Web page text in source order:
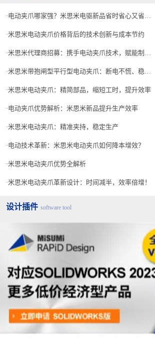
电动夹爪哪家强？米思米电驱新品省时省心又省钱！
米思米电动夹爪价格背后的技术创新与成本节约
米思米代理商招募：携手电动夹爪技术，赋能制造业升级
米思米带抱闸型平行型电动夹爪：断电不慌、稳赢全场
米思米电动夹爪：精简部品，缩短工时，提升效率
电动夹爪优势解析：米思米新品提升生产效率
米思米电动夹爪：精准夹持，稳定生产
电动技术革新：米思米电动夹爪如何降本增效？
米思米电动夹爪优势全解析
米思米电动夹爪革新设计：时间减半，效率倍增！
设计插件 software tool